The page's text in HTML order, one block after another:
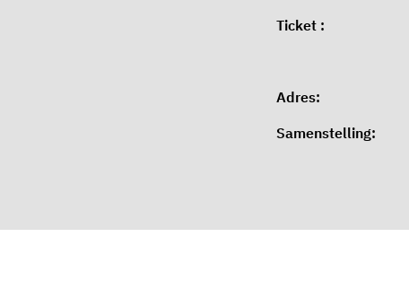
Ticket :
Adres:
Samenstelling: